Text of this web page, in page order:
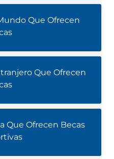
Que Ofrecen
Que Ofrecen
Que Ofrecen Becas